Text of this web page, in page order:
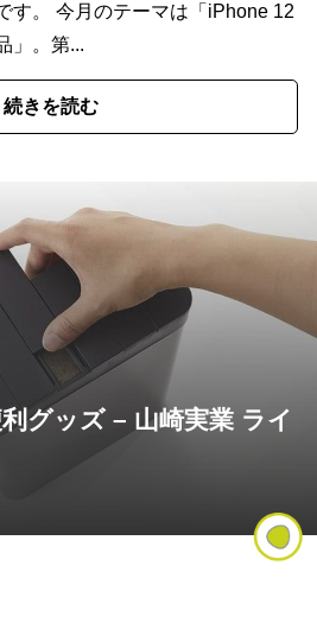
す。 今月のテーマは「iPhone 12
」。第...
続きを読む
グッズ – 山崎実業 ライ